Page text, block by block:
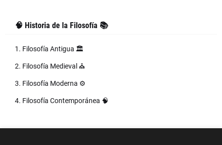
🧠 Historia de la Filosofía 📚
1. Filosofía Antigua 🏛️
2. Filosofía Medieval ⛪
3. Filosofía Moderna ⚙️
4. Filosofía Contemporánea 🧠